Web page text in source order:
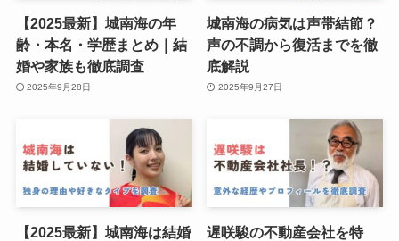
【2025最新】城南海の年
齢・本名・学歴まとめ｜結
婚や家族も徹底調査
2025年9月28日
城南海の病気は声帯結節？
声の不調から復活までを徹
底解説
2025年9月27日
【2025最新】城南海は結婚
遅咲駿の不動産会社を特